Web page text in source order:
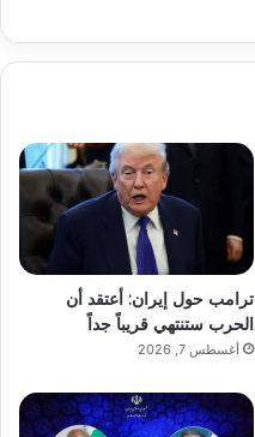
ترامب حول إيران: أعتقد أن
الحرب ستنتهي قريباً جداً
أغسطس 7, 2026